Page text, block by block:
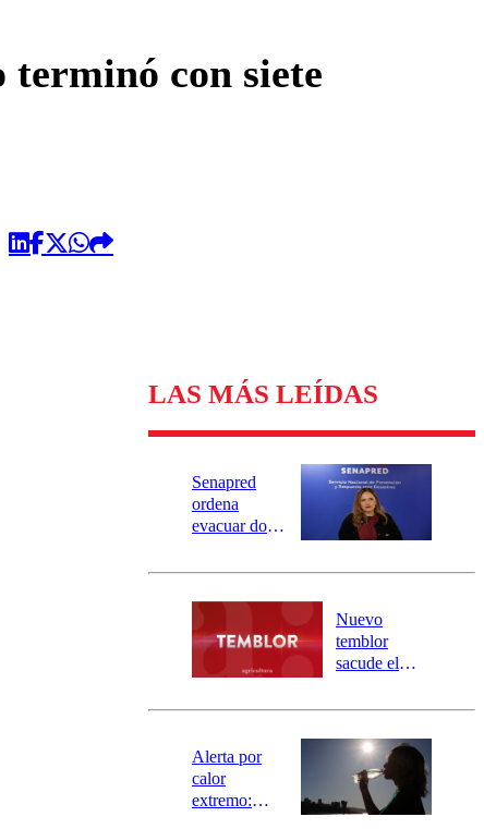
terminó con siete
LAS MÁS LEÍDAS
Senapred
ordena
evacuar dos
Carahue por
río Damas:
activa
mensajería
SAE
Nuevo
temblor
sacude el
revisa la
epicentro
Alerta por
calor
extremo: